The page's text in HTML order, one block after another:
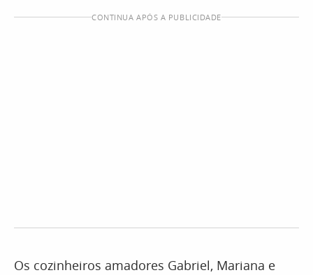
CONTINUA APÓS A PUBLICIDADE
Os cozinheiros amadores Gabriel, Mariana e